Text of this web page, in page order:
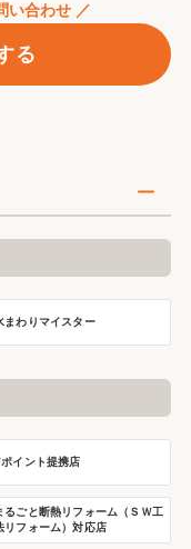
い合わせ ／
る
まわりマイスター
イント提携店
るごと断熱リフォーム （ＳＷ工
リフォーム）対応店